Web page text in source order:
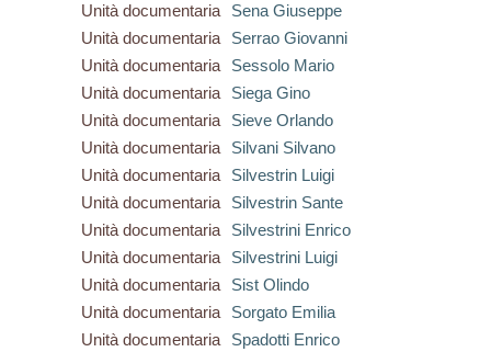
Unità documentaria
Sena Giuseppe
Unità documentaria
Serrao Giovanni
Unità documentaria
Sessolo Mario
Unità documentaria
Siega Gino
Unità documentaria
Sieve Orlando
Unità documentaria
Silvani Silvano
Unità documentaria
Silvestrin Luigi
Unità documentaria
Silvestrin Sante
Unità documentaria
Silvestrini Enrico
Unità documentaria
Silvestrini Luigi
Unità documentaria
Sist Olindo
Unità documentaria
Sorgato Emilia
Unità documentaria
Spadotti Enrico